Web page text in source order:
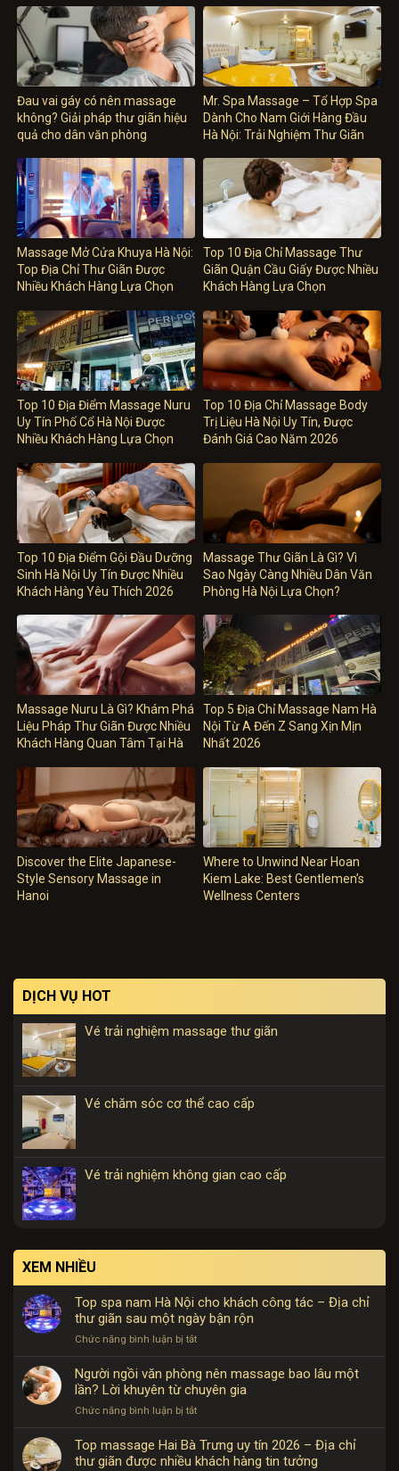
Đau vai gáy có nên massage
không? Giải pháp thư giãn hiệu
quả cho dân văn phòng
Mr. Spa Massage – Tổ Hợp Spa
Dành Cho Nam Giới Hàng Đầu
Hà Nội: Trải Nghiệm Thư Giãn
Mạnh
Massage Mở Cửa Khuya Hà Nội:
Top Địa Chỉ Thư Giãn Được
Nhiều Khách Hàng Lựa Chọn
Top 10 Địa Chỉ Massage Thư
Giãn Quận Cầu Giấy Được Nhiều
Khách Hàng Lựa Chọn
Top 10 Địa Điểm Massage Nuru
Uy Tín Phố Cổ Hà Nội Được
Nhiều Khách Hàng Lựa Chọn
Top 10 Địa Chỉ Massage Body
Trị Liệu Hà Nội Uy Tín, Được
Đánh Giá Cao Năm 2026
Top 10 Địa Điểm Gội Đầu Dưỡng
Sinh Hà Nội Uy Tín Được Nhiều
Khách Hàng Yêu Thích 2026
Massage Thư Giãn Là Gì? Vì
Sao Ngày Càng Nhiều Dân Văn
Phòng Hà Nội Lựa Chọn?
Massage Nuru Là Gì? Khám Phá
Liệu Pháp Thư Giãn Được Nhiều
Khách Hàng Quan Tâm Tại Hà
Top 5 Địa Chỉ Massage Nam Hà
Nội Từ A Đến Z Sang Xịn Mịn
Nhất 2026
Discover the Elite Japanese-
Style Sensory Massage in
Hanoi
Where to Unwind Near Hoan
Kiem Lake: Best Gentlemen’s
Wellness Centers
DỊCH VỤ HOT
Vé trải nghiệm massage thư giãn
Vé chăm sóc cơ thể cao cấp
Vé trải nghiệm không gian cao cấp
XEM NHIỀU
Top spa nam Hà Nội cho khách công tác – Địa chỉ
thư giãn sau một ngày bận rộn
Chức năng bình luận bị tắtở
Top
spa
nam
Hà
Nội
cho
khách
công
Người ngồi văn phòng nên massage bao lâu một
lần? Lời khuyên từ chuyên gia
Chức năng bình luận bị tắtở
Người
ngồi
văn
Top massage Hai Bà Trưng uy tín 2026 – Địa chỉ
thư giãn được nhiều khách hàng tin tưởng